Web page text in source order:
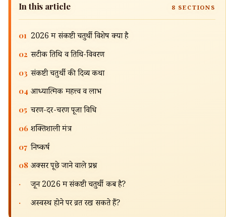
In this article 8 SECTIONS
01 2026 में संकष्टी चतुर्थी विशेष क्यों है
02 सटीक तिथि व तिथि-विवरण
03 संकष्टी चतुर्थी की दिव्य कथा
04 आध्यात्मिक महत्त्व व लाभ
05 चरण-दर-चरण पूजा विधि
06 शक्तिशाली मंत्र
07 निष्कर्ष
08 अक्सर पूछे जाने वाले प्रश्न
· जून 2026 में संकष्टी चतुर्थी कब है?
· अस्वस्थ होने पर व्रत रख सकते हैं?